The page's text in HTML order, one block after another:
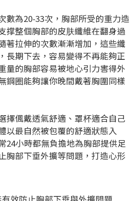
數為20-33次，胸部所受的重力造
撑整個胸部的皮肤纖維在翻身過
著拉伸的次數漸漸增加，這些纖
長期下去，容易變得不再能夠正
量的胸部容易被地心引力害得外
鋼圈能夠讓你晚間戴著胸圍同樣
擇偑戴透氣舒適、罩杯適合自己
以最自然被包覆的舒適狀態入
24小時都無負擔地為胸部提供足
胸部下垂外擴等問題，打造心形